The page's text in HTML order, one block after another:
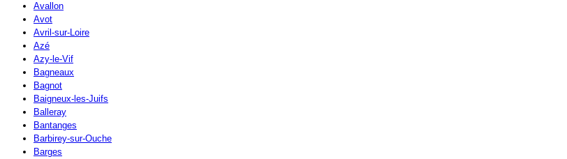
Avallon
Avot
Avril-sur-Loire
Azé
Azy-le-Vif
Bagneaux
Bagnot
Baigneux-les-Juifs
Balleray
Bantanges
Barbirey-sur-Ouche
Barges